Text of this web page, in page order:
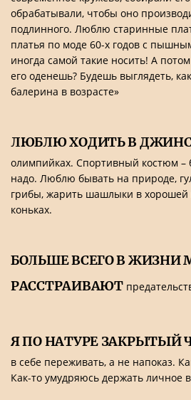
обрабатывали, чтобы оно
подлинного. Люблю старинные
платья по моде 60-х годов с
иногда самой такие носить! А
его оденешь? Будешь выглядеть,
балерина в возрасте»
ЛЮБЛЮ ХОДИТЬ В
олимпийках. Спортивный костюм –
надо. Люблю бывать на природе,
грибы, жарить шашлыки в хорошей
коньках.
БОЛЬШЕ ВСЕГО В ЖИЗНИ
РАССТРАИВАЮТ
Я ПО НАТУРЕ ЗАКРЫТЫЙ
в себе переживать, а не напоказ.
Как-то умудряюсь держать личное